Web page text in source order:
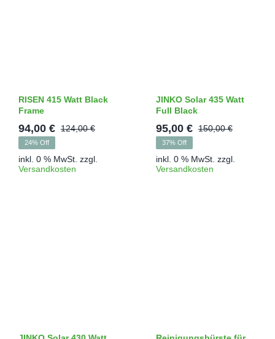
RISEN 415 Watt Black
Frame
124,00€
Ursprünglicher
war:
94,00 €
Aktueller
ist:
24% Off
inkl. 0 % MwSt. zzgl.
Versandkosten
JINKO Solar 435 Watt
Full Black
150,00€
war:
95,00 €
ist:
37% Off
inkl. 0 % MwSt. zzgl.
Versandkosten